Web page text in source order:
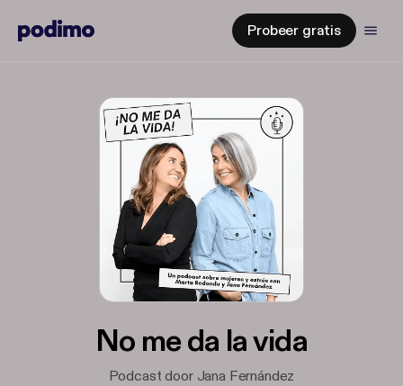
Probeer gratis
No me da la vida
Podcast door Jana Fernández